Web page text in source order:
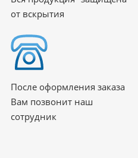
от вскрытия
После оформления заказа
Вам позвонит наш
сотрудник